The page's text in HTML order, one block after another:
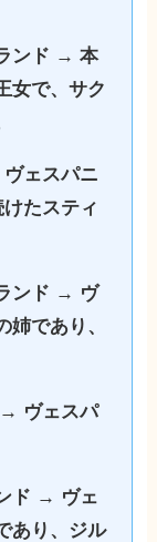
ンド → 本
女で、サク
ェスパニ
たスティ
ンド → ヴ
であり、
→ ヴェスパ
ド → ヴェ
あり、ジル